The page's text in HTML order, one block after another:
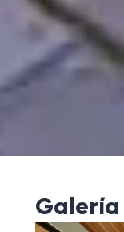
Galería